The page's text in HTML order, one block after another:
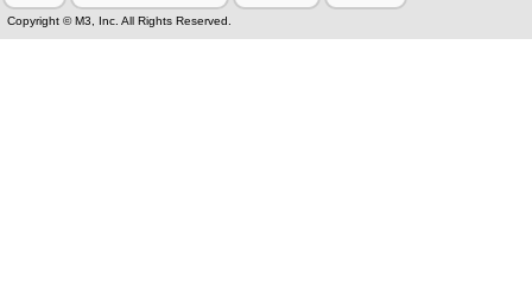
Copyright © M3, Inc. All Rights Reserved.